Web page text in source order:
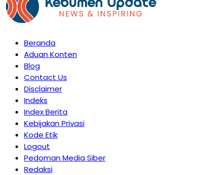
Beranda
Aduan Konten
Blog
Contact Us
Disclaimer
Indeks
Index Berita
Kebijakan Privasi
Kode Etik
Logout
Pedoman Media Siber
Redaksi